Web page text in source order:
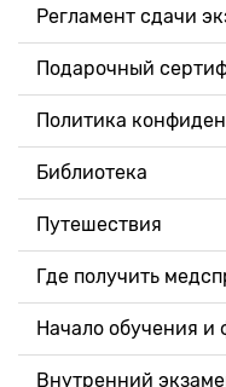
Регламент сдачи
Подарочный
Политика
Библиотека
Путешествия
Где получить
Начало обучения и
Внутренний